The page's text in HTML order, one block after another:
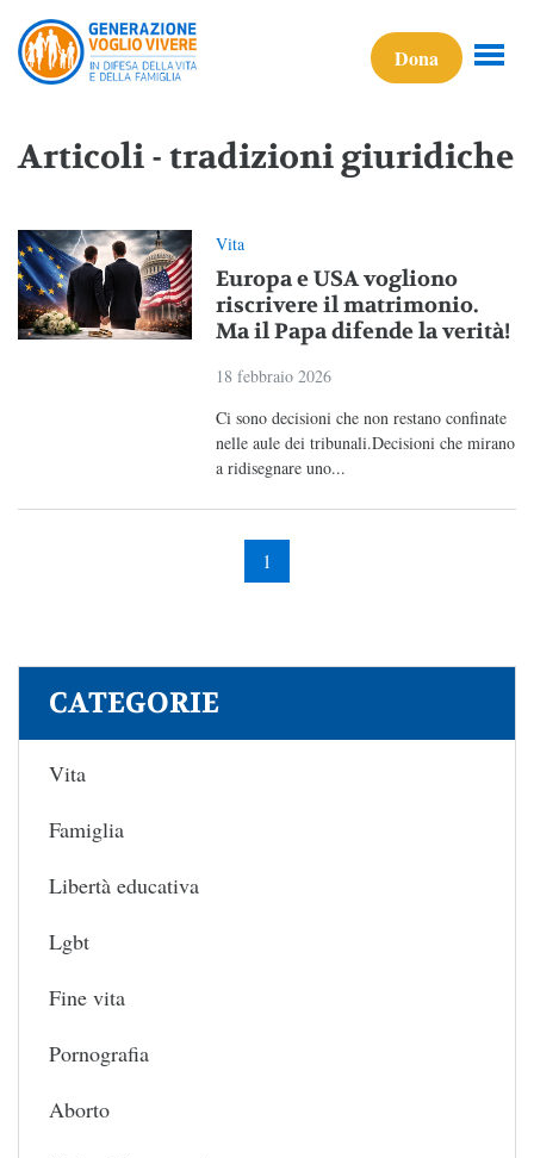
Dona
Articoli - tradizioni giuridiche
Vita
Europa e USA vogliono
riscrivere il matrimonio.
Ma il Papa difende la verità!
18 febbraio 2026
Ci sono decisioni che non restano confinate
nelle aule dei tribunali.Decisioni che mirano
a ridisegnare uno...
1
CATEGORIE
Vita
Famiglia
Libertà educativa
Lgbt
Fine vita
Pornografia
Aborto